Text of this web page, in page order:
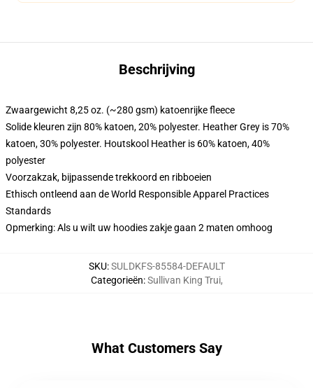
Beschrijving
Zwaargewicht 8,25 oz. (~280 gsm) katoenrijke fleece
Solide kleuren zijn 80% katoen, 20% polyester. Heather Grey is 70%
katoen, 30% polyester. Houtskool Heather is 60% katoen, 40%
polyester
Voorzakzak, bijpassende trekkoord en ribboeien
Ethisch ontleend aan de World Responsible Apparel Practices
Standards
Opmerking: Als u wilt uw hoodies zakje gaan 2 maten omhoog
SKU:SULDKFS-85584-DEFAULT
Categorieën:Sullivan King Trui,
What Customers Say